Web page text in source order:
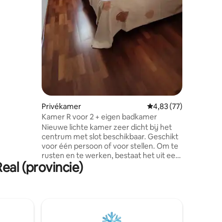
Privékamer Gemiddelde
4,83 (77)
Kamer R voor 2 + eigen badkamer
Nieuwe lichte kamer zeer dicht bij het
centrum met slot beschikbaar. Geschikt
voor één persoon of voor stellen. Om te
rusten en te werken, bestaat het uit een
bureau en een stoel Vrijstaande woning
in een woonstraat, erg rustig en veilig.
vriendelijk. We spreken Engels.
(provincie)